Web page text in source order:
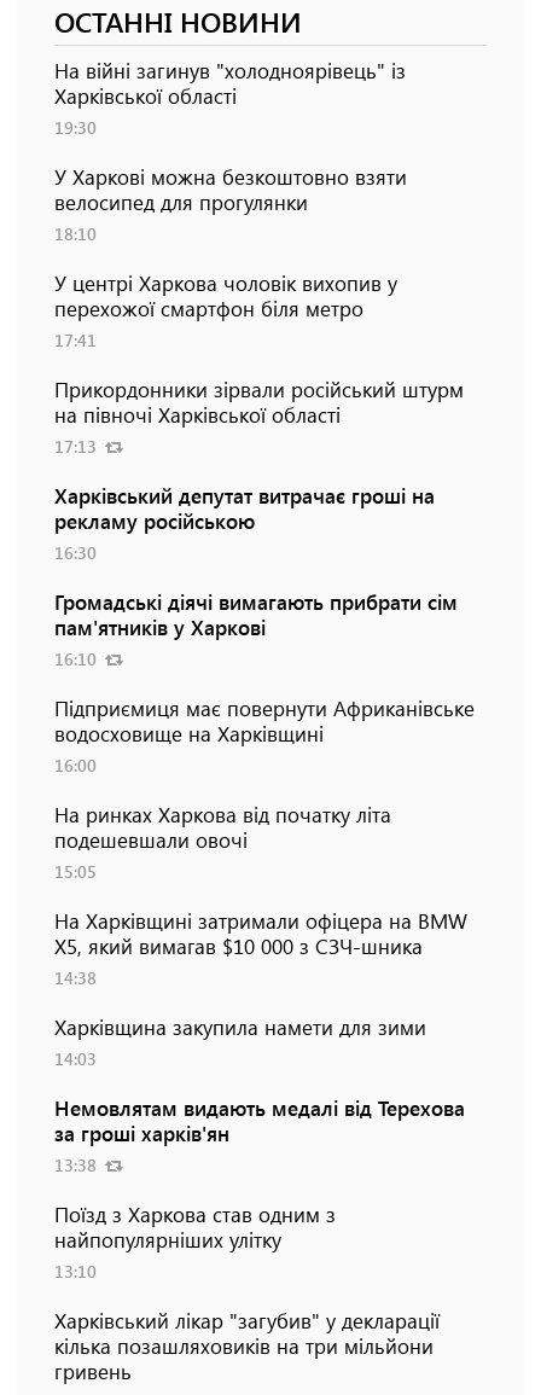
ОСТАННІ НОВИНИ
На війні загинув "холодноярівець" із
Харківської області
19:30
У Харкові можна безкоштовно взяти
велосипед для прогулянки
18:10
У центрі Харкова чоловік вихопив у
перехожої смартфон біля метро
17:41
Прикордонники зірвали російський штурм
на півночі Харківської області
17:13
Харківський депутат витрачає гроші на
рекламу російською
16:30
Громадські діячі вимагають прибрати сім
пам'ятників у Харкові
16:10
Підприємиця має повернути Африканівське
водосховище на Харківщині
16:00
На ринках Харкова від початку літа
подешевшали овочі
15:05
На Харківщині затримали офіцера на BMW
Х5, який вимагав $10 000 з СЗЧ-шника
14:38
Харківщина закупила намети для зими
14:03
Немовлятам видають медалі від Терехова
за гроші харків'ян
13:38
Поїзд з Харкова став одним з
найпопулярніших улітку
13:10
Харківський лікар "загубив" у декларації
кілька позашляховиків на три мільйони
гривень